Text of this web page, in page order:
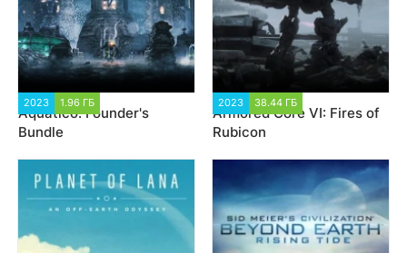
2023 1.96 ГБ
Aquatico: Founder's
Bundle
2023 38.44 ГБ
Armored Core VI: Fires of
Rubicon